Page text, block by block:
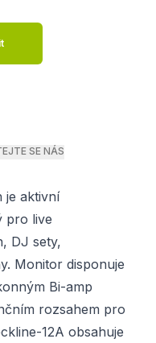
SE NÁS
je aktivní
pro live
DJ sety,
Monitor disponuje
Bi-amp
rozsahem pro
12A obsahuje